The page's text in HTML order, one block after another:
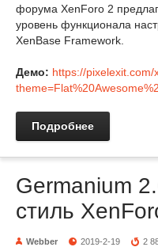
форума XenForo 2
уровень функционала
XenBase Framework.
Демо: https://pixelexit.com/
Подробнее
Germanium
стиль
Webber 2019-2-19 2